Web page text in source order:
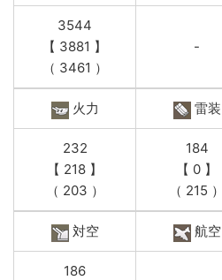
3544
【 3881 】
（ 3461 ）
-
火力 雷装
232
【 218 】
（ 203 ）
184
【 0 】
（ 215 ）
対空 航空
186